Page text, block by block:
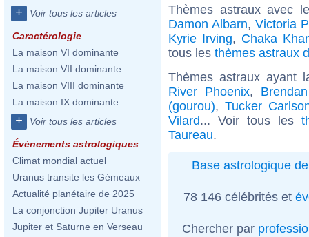
+ Voir tous les articles
Caractérologie
La maison VI dominante
La maison VII dominante
La maison VIII dominante
La maison IX dominante
+ Voir tous les articles
Évènements astrologiques
Climat mondial actuel
Uranus transite les Gémeaux
Actualité planétaire de 2025
La conjonction Jupiter Uranus
Jupiter et Saturne en Verseau
Thèmes astraux avec
Damon Albarn, Victoria
Kyrie Irving, Chaka
tous les thèmes astraux
Thèmes astraux ayant
River Phoenix,
(gourou),Tucker
Vilard... Voir tous les
Taureau.
Base astrologique
78 146 célébrités et
Chercher par